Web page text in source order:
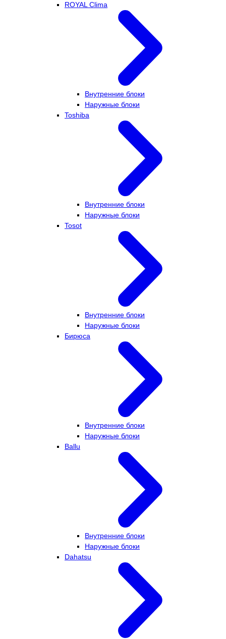
ROYAL Clima
Внутренние блоки
Наружные блоки
Toshiba
Внутренние блоки
Наружные блоки
Tosot
Внутренние блоки
Наружные блоки
Бирюса
Внутренние блоки
Наружные блоки
Ballu
Внутренние блоки
Наружные блоки
Dahatsu